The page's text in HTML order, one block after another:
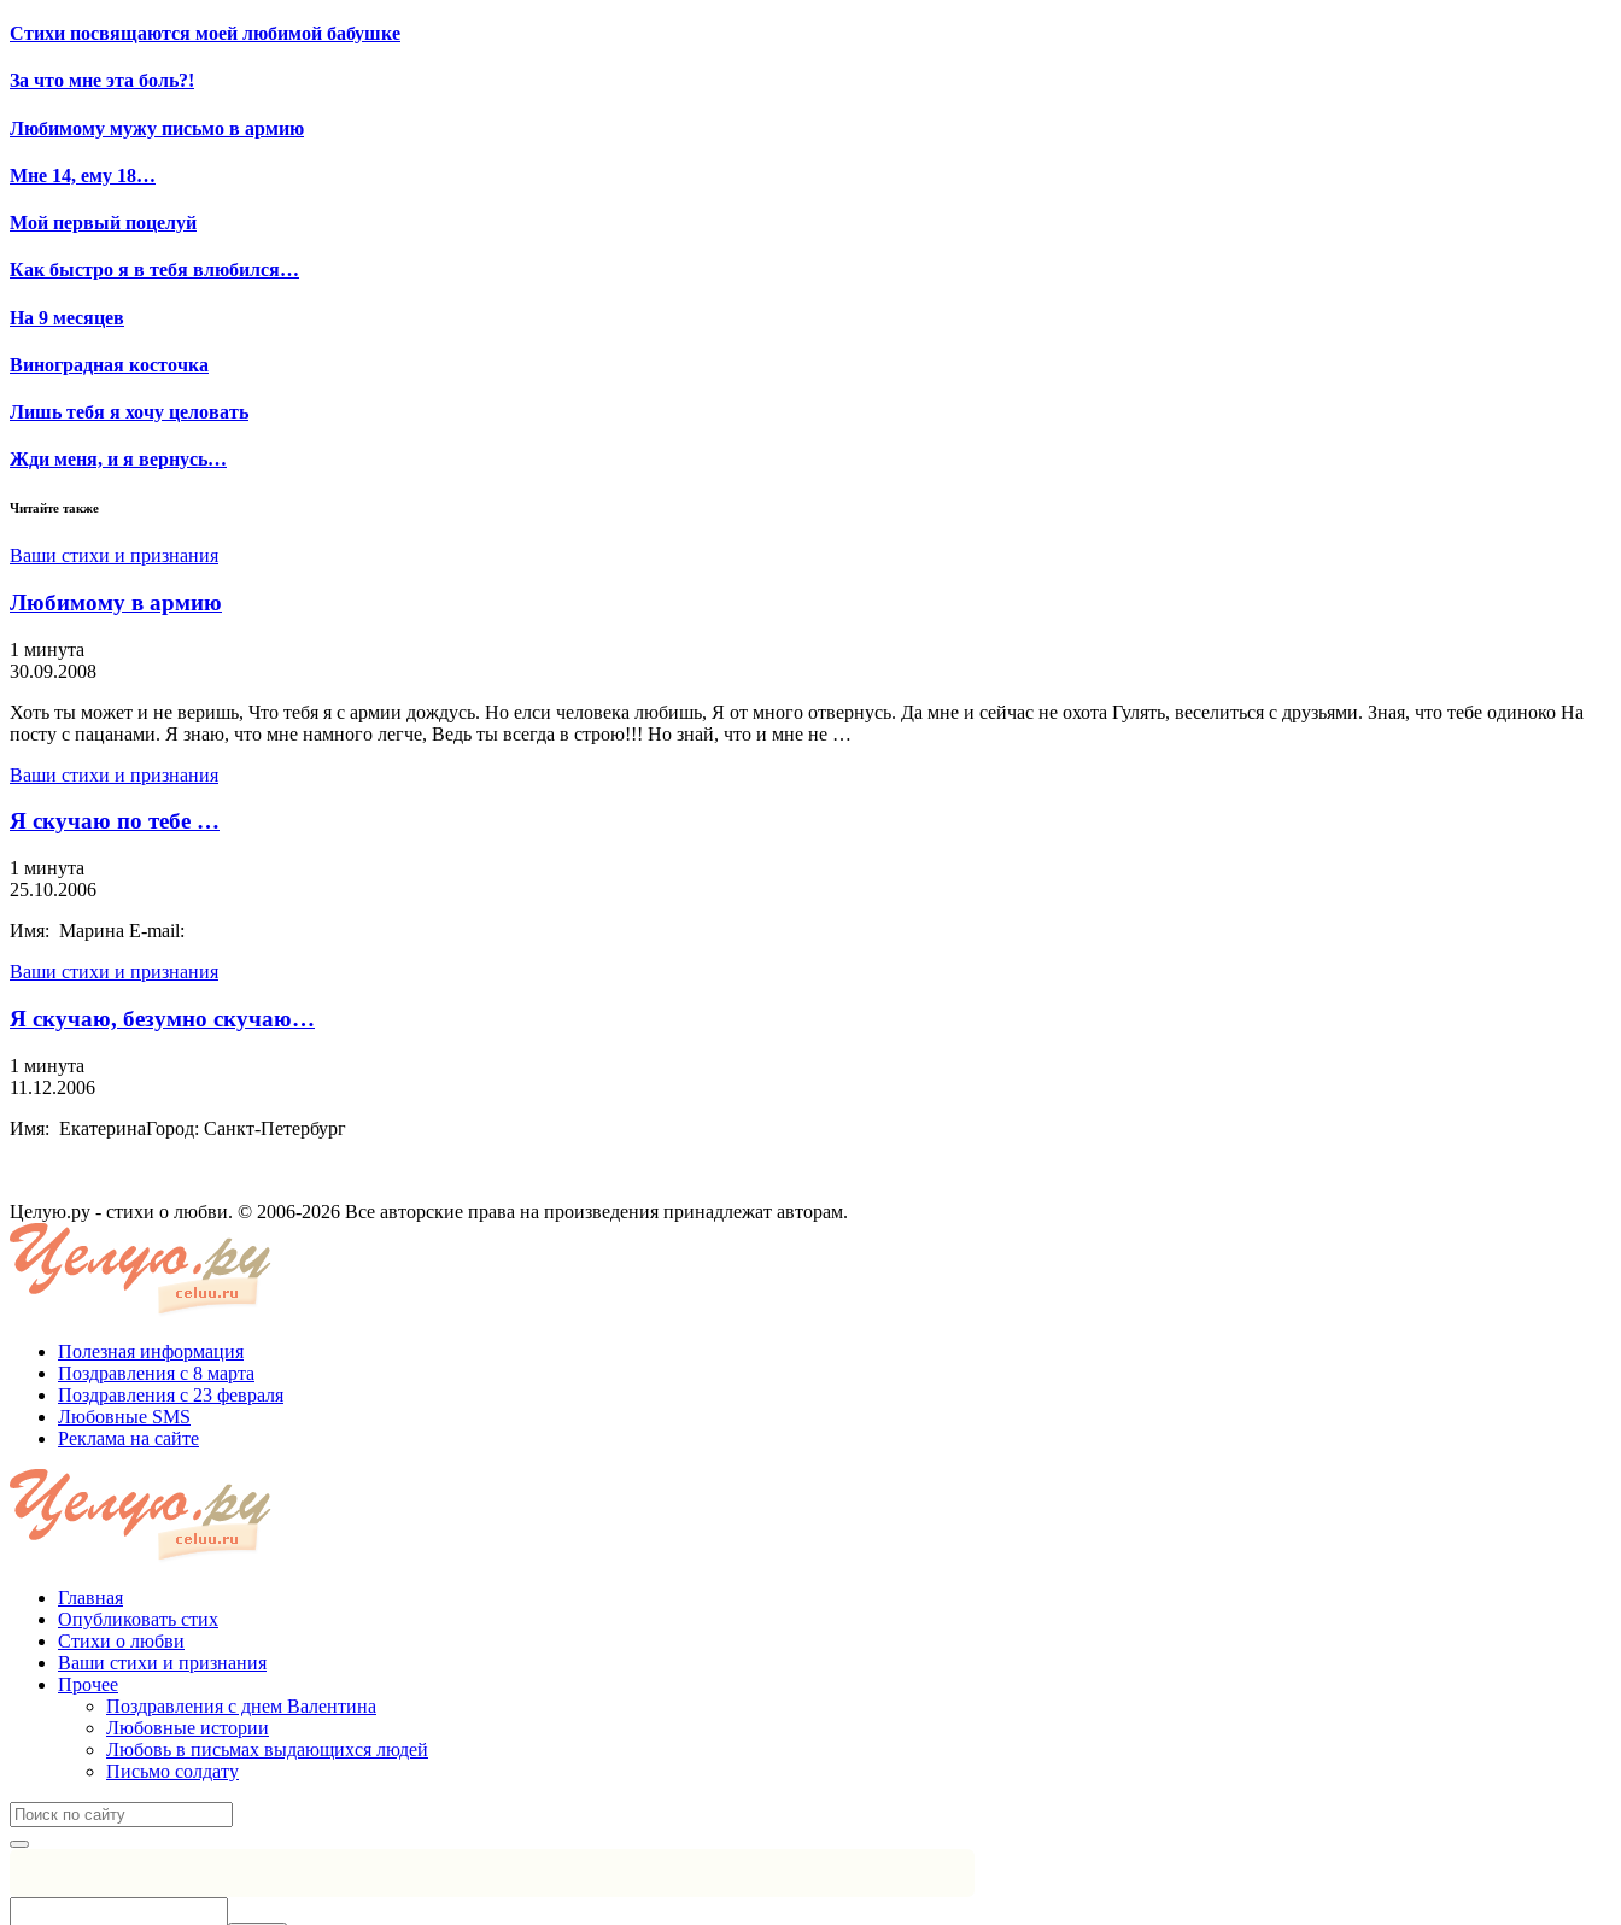
Стихи посвящаются моей любимой бабушке
За что мне эта боль?!
Любимому мужу письмо в армию
Мне 14, ему 18…
Мой первый поцелуй
Как быстро я в тебя влюбился…
На 9 месяцев
Виноградная косточка
Лишь тебя я хочу целовать
Жди меня, и я вернусь…
Читайте также
Ваши стихи и признания
Любимому в армию
1 минута
30.09.2008
Хоть ты может и не веришь, Что тебя я с армии дождусь. Но елси человека любишь, Я от много отвернусь. Да мне и сейчас не охота Гулять, веселиться с друзьями. Зная, что тебе одиноко На
посту с пацанами. Я знаю, что мне намного легче, Ведь ты всегда в строю!!! Но знай, что и мне не …
Ваши стихи и признания
Я скучаю по тебе …
1 минута
25.10.2006
Имя: Марина E-mail:
Ваши стихи и признания
Я скучаю, безумно скучаю…
1 минута
11.12.2006
Имя: ЕкатеринаГород: Санкт-Петербург
Целую.ру - стихи о любви. © 2006-2026 Все авторские права на произведения принадлежат авторам.
Полезная информация
Поздравления с 8 марта
Поздравления с 23 февраля
Любовные SMS
Реклама на сайте
Главная
Опубликовать стих
Стихи о любви
Ваши стихи и признания
Прочее
Поздравления с днем Валентина
Любовные истории
Любовь в письмах выдающихся людей
Письмо солдату